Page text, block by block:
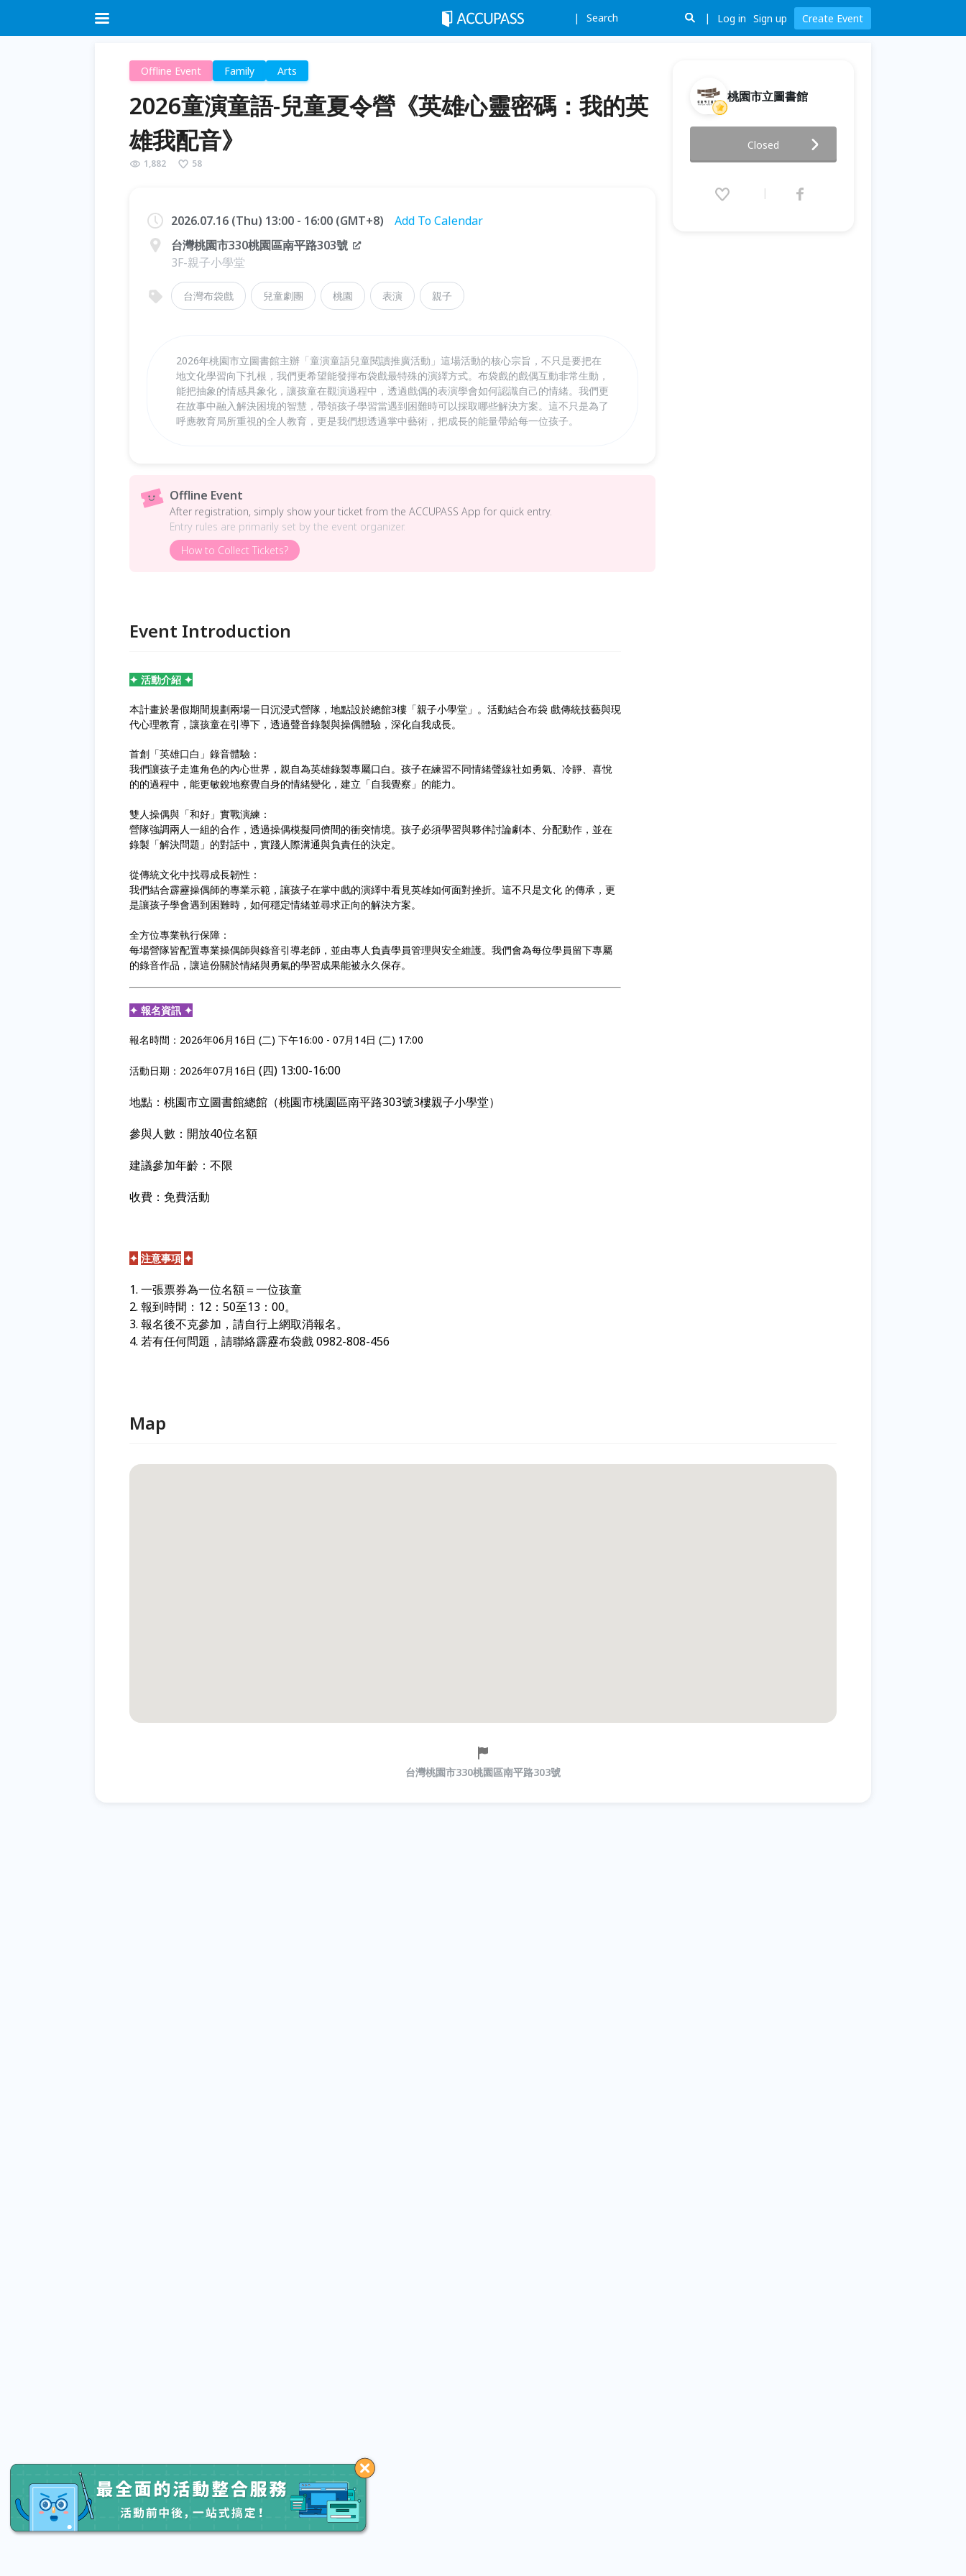
Search Log in Sign up Create Event
Offline Event Family Arts
2026童演童語-兒童夏令營《英雄心靈密碼：我的英
雄我配音》
1,882 58
2026.07.16 (Thu) 13:00 - 16:00 (GMT+8)
Add To Calendar
台灣桃園市330桃園區南平路303號
3F-親子小學堂
台灣布袋戲 兒童劇團 桃園 表演 親子
2026年桃園市立圖書館主辦「童演童語兒童閱讀推廣活動」這場活動的核心宗旨，不只是要把在
地文化學習向下扎根，我們更希望能發揮布袋戲最特殊的演繹方式。布袋戲的戲偶互動非常生動，
能把抽象的情感具象化，讓孩童在觀演過程中，透過戲偶的表演學會如何認識自己的情緒。我們更
在故事中融入解決困境的智慧，帶領孩子學習當遇到困難時可以採取哪些解決方案。這不只是為了
呼應教育局所重視的全人教育，更是我們想透過掌中藝術，把成長的能量帶給每一位孩子。
Offline Event
After registration, simply show your ticket from the ACCUPASS App for quick entry.
Entry rules are primarily set by the event organizer.
How to Collect Tickets?
Event Introduction
✦ 活動介紹 ✦
本計畫於暑假期間規劃兩場一日沉浸式營隊，地點設於總館3樓「親子小學堂」。活動結合布袋 戲傳統技藝與現
代心理教育，讓孩童在引導下，透過聲音錄製與操偶體驗，深化自我成長。
首創「英雄口白」錄音體驗：
我們讓孩子走進角色的內心世界，親自為英雄錄製專屬口白。孩子在練習不同情緒聲線社如勇氣、冷靜、喜悅
的的過程中，能更敏銳地察覺自身的情緒變化，建立「自我覺察」的能力。
雙人操偶與「和好」實戰演練：
營隊強調兩人一組的合作，透過操偶模擬同儕間的衝突情境。孩子必須學習與夥伴討論劇本、分配動作，並在
錄製「解決問題」的對話中，實踐人際溝通與負責任的決定。
從傳統文化中找尋成長韌性：
我們結合霹靂操偶師的專業示範，讓孩子在掌中戲的演繹中看見英雄如何面對挫折。這不只是文化 的傳承，更
是讓孩子學會遇到困難時，如何穩定情緒並尋求正向的解決方案。
全方位專業執行保障：
每場營隊皆配置專業操偶師與錄音引導老師，並由專人負責學員管理與安全維護。我們會為每位學員留下專屬
的錄音作品，讓這份關於情緒與勇氣的學習成果能被永久保存。
✦ 報名資訊 ✦
報名時間：2026年06月16日 (二) 下午16:00 - 07月14日 (二) 17:00
活動日期：2026年07月16日 (四) 13:00-16:00
地點：桃園市立圖書館總館（桃園市桃園區南平路303號3樓親子小學堂）
參與人數：開放40位名額
建議參加年齡：不限
收費：免費活動
✦ 注意事項 ✦
1. 一張票券為一位名額＝一位孩童
2. 報到時間：12：50至13：00。
3. 報名後不克參加，請自行上網取消報名。
4. 若有任何問題，請聯絡霹靂布袋戲 0982-808-456
桃園市立圖書館
雄心靈密碼：我的英雄我配音》
2026.07.16 (Thu) 13:00 - 16:00
Closed
Map
台灣桃園市330桃園區南平路303號